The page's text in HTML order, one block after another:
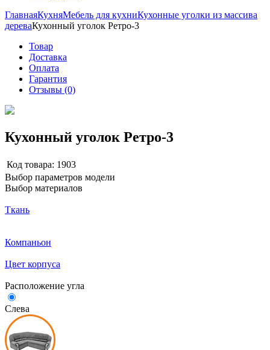
ГлавнаяКухняМебель для кухниКухонные уголки из массива
дереваКухонный уголок Ретро-3
Товар
Доставка
Оплата
Гарантия
Отзывы (0)
Кухонный уголок Ретро-3
Код товара: 1903
Выбор параметров модели
Выбор материалов
Ткань
Компаньон
Цвет корпуса
Расположение угла
Слева